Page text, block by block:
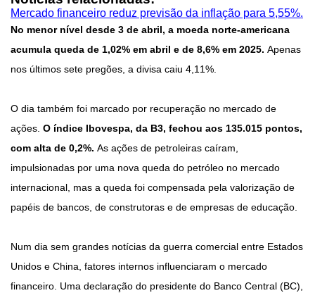
Mercado financeiro reduz previsão da inflação para 5,55%.
No menor nível desde 3 de abril, a moeda norte-americana
acumula queda de 1,02% em abril e de 8,6% em 2025. Apenas
nos últimos sete pregões, a divisa caiu 4,11%.
O dia também foi marcado por recuperação no mercado de
ações. O índice Ibovespa, da B3, fechou aos 135.015 pontos,
com alta de 0,2%. As ações de petroleiras caíram,
impulsionadas por uma nova queda do petróleo no mercado
internacional, mas a queda foi compensada pela valorização de
papéis de bancos, de construtoras e de empresas de educação.
Num dia sem grandes notícias da guerra comercial entre Estados
Unidos e China, fatores internos influenciaram o mercado
financeiro. Uma declaração do presidente do Banco Central (BC),